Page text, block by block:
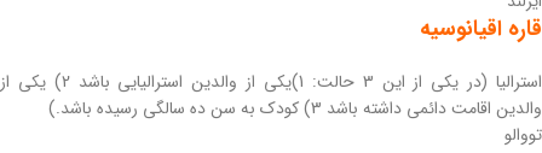
قاره اقیانوسیه
استرالیا (در یکی از این 3 حالت: 1)یکی از والدین استرالیایی باشد 2) یکی از
والدین اقامت دائمی داشته باشد 3) کودک به سن ده‌ سالگی رسیده باشد.)
تووالو